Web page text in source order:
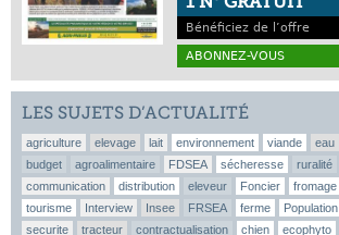
Bénéficiez de l’offre
ABONNEZ-VOUS
LES SUJETS D’ACTUALITÉ
agriculture elevage lait environnement viande eau
budget
agroalimentaire FDSEA sécheresse ruralité
communication
distribution eleveur Foncier fromage
tourisme
Interview Insee FRSEA ferme Population
securite
tracteur contractualisation chien ecophyto